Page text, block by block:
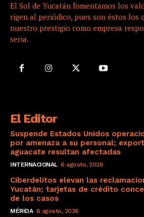
El Sol de Yucatán fomentamos los
rigen al periódico, pues son éstos los
nuestro prestigio como empresa
seria.
El Editor
Suspende Estados Unidos
por amenaza a su personal;
aguacate resultan afectadas
INTERNACIONAL 6 agosto, 2026
Ciberdelitos elevan las
Yucatán; tarjetas de crédito
de los casos
MÉRIDA 6 agosto, 2026